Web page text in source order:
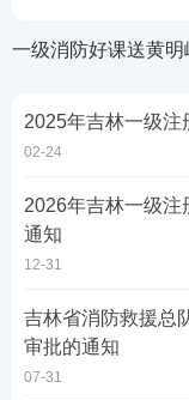
一级消防好课送黄明
2025年吉林一级注
02-24
2026年吉林一级注
通知
12-31
吉林省消防救援总
审批的通知
07-31